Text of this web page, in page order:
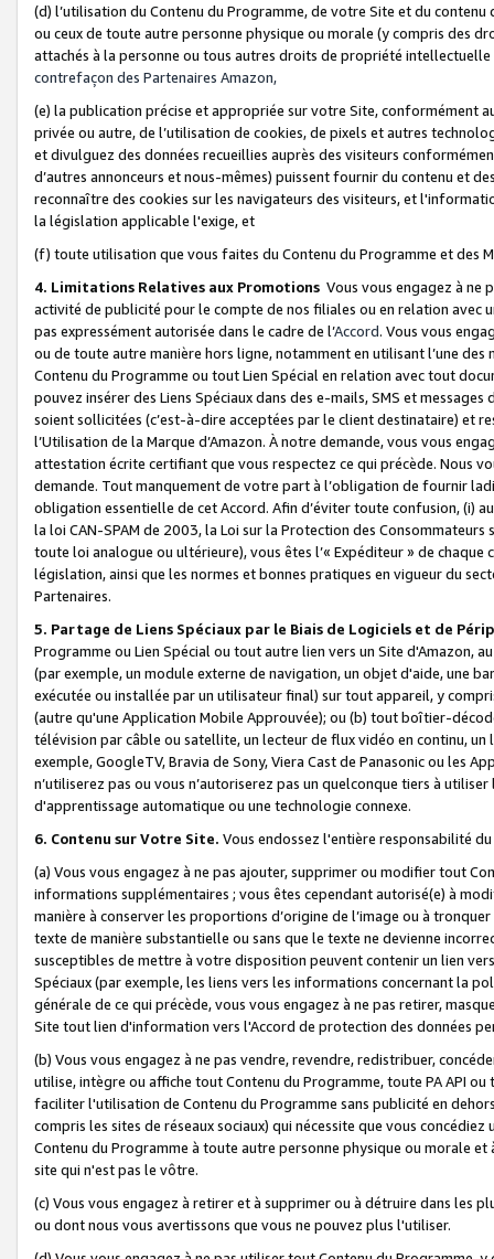
(d) l’utilisation du Contenu du Programme, de votre Site et du
ou ceux de toute autre personne physique ou morale (y compris des
attachés à la personne ou tous autres droits de propriété
contrefaçon des Partenaires Amazon,
(e) la publication précise et appropriée sur votre Site, conformément
privée ou autre, de l’utilisation de cookies, de pixels et autres
et divulguez des données recueillies auprès des visiteurs
d’autres annonceurs et nous-mêmes) puissent fournir du contenu et
reconnaître des cookies sur les navigateurs des visiteurs, et
la législation applicable l'exige, et
(f) toute utilisation que vous faites du Contenu du Programme et des
4. Limitations Relatives aux Promotions Vous vous engagez à ne
activité de publicité pour le compte de nos filiales ou en relation avec
pas expressément autorisée dans le cadre de l’Accord. Vous vous
ou de toute autre manière hors ligne, notamment en utilisant l’une
Contenu du Programme ou tout Lien Spécial en relation avec tout
pouvez insérer des Liens Spéciaux dans des e-mails, SMS et
soient sollicitées (c’est-à-dire acceptées par le client destinataire) et
l’Utilisation de la Marque d’Amazon. À notre demande, vous vous
attestation écrite certifiant que vous respectez ce qui précède. Nous
demande. Tout manquement de votre part à l’obligation de fournir
obligation essentielle de cet Accord. Afin d’éviter toute confusion, (i)
la loi CAN-SPAM de 2003, la Loi sur la Protection des
toute loi analogue ou ultérieure), vous êtes l’« Expéditeur » de
législation, ainsi que les normes et bonnes pratiques en vigueur du
Partenaires.
5. Partage de Liens Spéciaux par le Biais de Logiciels et de
Programme ou Lien Spécial ou tout autre lien vers un Site d'Amazon,
(par exemple, un module externe de navigation, un objet d'aide, une
exécutée ou installée par un utilisateur final) sur tout appareil, y
(autre qu'une Application Mobile Approuvée); ou (b) tout boîtier-
télévision par câble ou satellite, un lecteur de flux vidéo en continu,
exemple, GoogleTV, Bravia de Sony, Viera Cast de Panasonic ou les
n’utiliserez pas ou vous n’autoriserez pas un quelconque tiers à
d'apprentissage automatique ou une technologie connexe.
6. Contenu sur Votre Site. Vous endossez l'entière responsabilité
(a) Vous vous engagez à ne pas ajouter, supprimer ou modifier tout
informations supplémentaires ; vous êtes cependant autorisé(e) à
manière à conserver les proportions d’origine de l’image ou à
texte de manière substantielle ou sans que le texte ne devienne
susceptibles de mettre à votre disposition peuvent contenir un lien
Spéciaux (par exemple, les liens vers les informations concernant la
générale de ce qui précède, vous vous engagez à ne pas retirer,
Site tout lien d'information vers l'Accord de protection des données
(b) Vous vous engagez à ne pas vendre, revendre, redistribuer,
utilise, intègre ou affiche tout Contenu du Programme, toute PA API
faciliter l'utilisation de Contenu du Programme sans publicité en
compris les sites de réseaux sociaux) qui nécessite que vous
Contenu du Programme à toute autre personne physique ou morale
site qui n'est pas le vôtre.
(c) Vous vous engagez à retirer et à supprimer ou à détruire dans les
ou dont nous vous avertissons que vous ne pouvez plus l'utiliser.